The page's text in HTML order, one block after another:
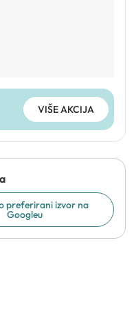
VIŠE AKCIJA
preferirani izvor na
Googleu